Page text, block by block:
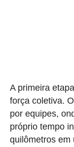
A primeira
força coletiva.
por equipes,
próprio tempo
quilômetros em